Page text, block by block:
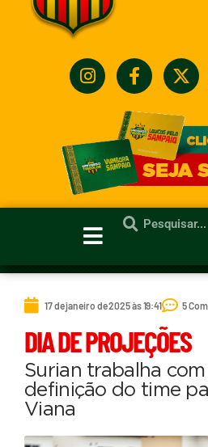
17 de janeiro de 2025 às 19:41 5
DIA DE PROJEÇÕES
Surian trabalha
definição do time
Viana